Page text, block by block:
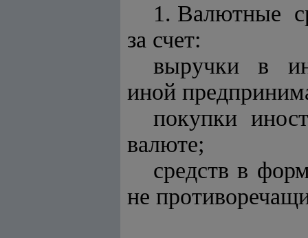
1. Валютные
за счет:
выручки в
иной
покупки
валюте;
средств в
не